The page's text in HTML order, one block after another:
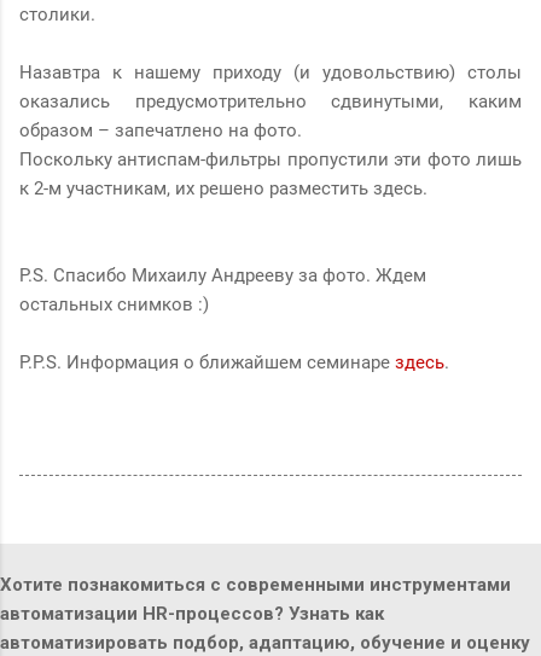
столики.
Назавтра к нашему приходу (и удовольствию) столы
оказались предусмотрительно сдвинутыми, каким
образом – запечатлено на фото.
Поскольку антиспам-фильтры пропустили эти фото лишь
к 2-м участникам, их решено разместить здесь.
P.S. Спасибо Михаилу Андрееву за фото. Ждем
остальных снимков :)
P.P.S. Информация о ближайшем семинаре здесь.
Хотите познакомиться с современными инструментами
автоматизации HR-процессов? Узнать как
автоматизировать подбор, адаптацию, обучение и оценку